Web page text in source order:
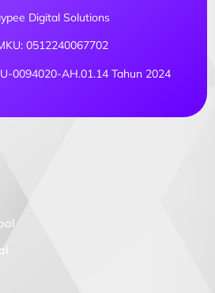
Digital Solutions
0512240067702
0094020-AH.01.14 Tahun 2024